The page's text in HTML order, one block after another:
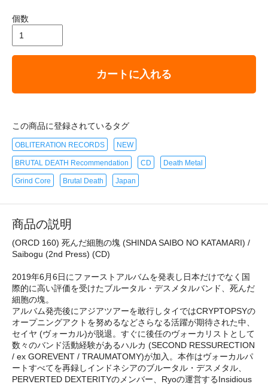
個数
カートに入れる
この商品に登録されているタグ
OBLITERATION RECORDS NEW
BRUTAL DEATH Recommendation CD Death Metal
Grind Core Brutal Death Japan
商品の説明
(ORCD 160) 死んだ細胞の塊 (SHINDA SAIBO NO KATAMARI) /
Saibogu (2nd Press) (CD)
2019年6月6日にファーストアルバムを発表し日本だけでなく国
際的に高い評価を受けたブルータル・デスメタルバンド、死んだ
細胞の塊。
アルバム発売後にアジアツアーを敢行しタイではCRYPTOPSYの
オープニングアクトを努めるなどさらなる活躍が期待された中、
セイヤ (ヴォーカル)が脱退。すぐに後任のヴォーカリストとして
数々のバンド活動経験があるハルカ (SECOND RESSURECTION
/ ex GOREVENT / TRAUMATOMY)が加入。本作はヴォーカルパ
ートすべてを再録しインドネシアのブルータル・デスメタル、
PERVERTED DEXTERITYのメンバー、Ryoの運営するInsidious